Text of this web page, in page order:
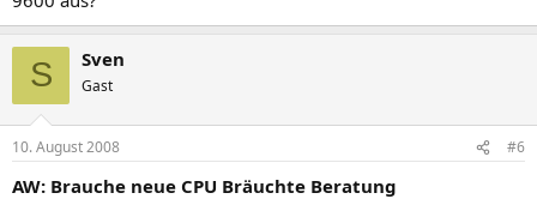
S Sven
Gast
10. August 2008 #6
AW: Brauche neue CPU Bräuchte Beratung